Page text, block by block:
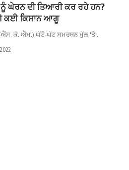
ਨੂੰ ਘੇਰਨ ਦੀ ਤਿਆਰੀ ਕਰ ਰਹੇ ਹਨ?
ਕਈ ਕਿਸਾਨ ਆਗੂ
(ਐੱਸ. ਕੇ. ਐੱਮ.) ਘੱਟੋ-ਘੱਟ ਸਮਰਥਨ ਮੁੱਲ 'ਤੇ…